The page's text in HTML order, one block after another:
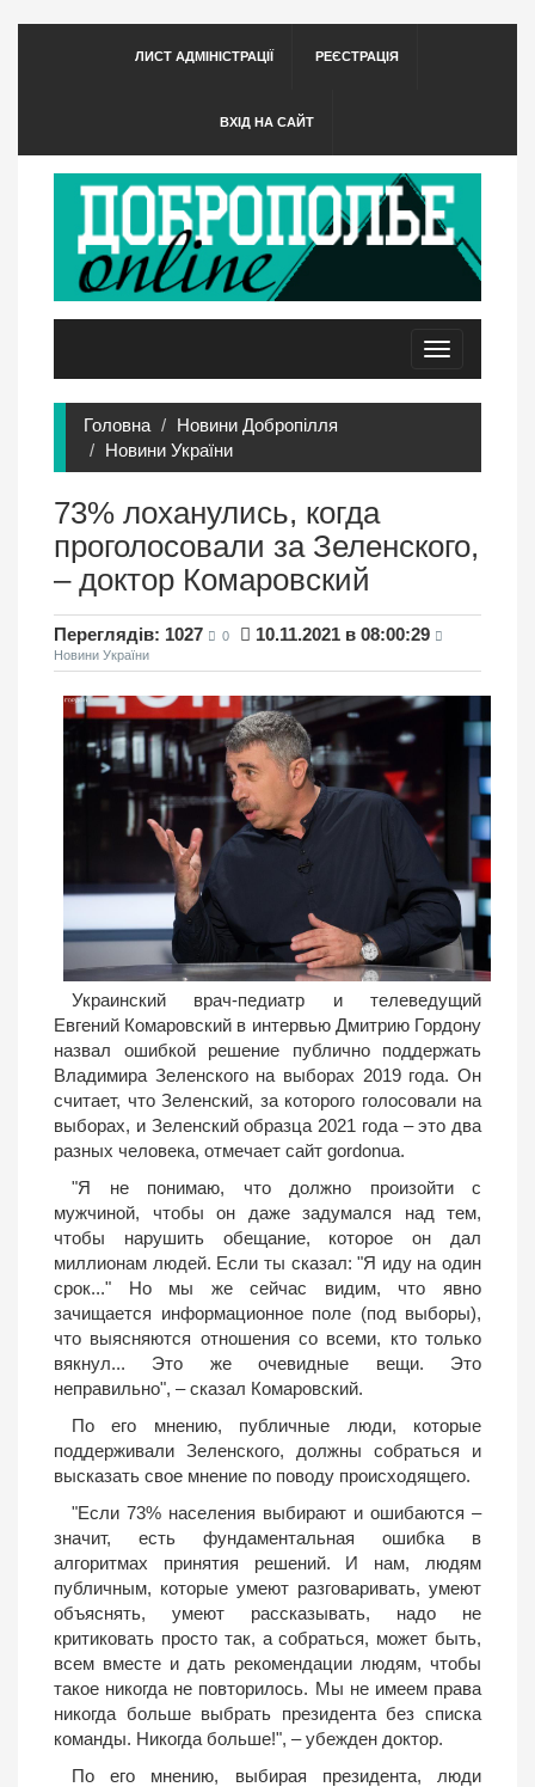
ЛИСТ АДМІНІСТРАЦІЇ РЕЄСТРАЦІЯ
ВХІД НА САЙТ
Toggle
navigation
Головна
Новини Добропілля
Новини України
73% лоханулись, когда
проголосовали за Зеленского,
– доктор Комаровский
Переглядів: 1027 0 10.11.2021 в 08:00:29
Новини України
Украинский врач-педиатр и телеведущий
Евгений Комаровский в интервью Дмитрию Гордону
назвал ошибкой решение публично поддержать
Владимира Зеленского на выборах 2019 года. Он
считает, что Зеленский, за которого голосовали на
выборах, и Зеленский образца 2021 года – это два
разных человека, отмечает сайт gordonua.
"Я не понимаю, что должно произойти с
мужчиной, чтобы он даже задумался над тем,
чтобы нарушить обещание, которое он дал
миллионам людей. Если ты сказал: "Я иду на один
срок..." Но мы же сейчас видим, что явно
зачищается информационное поле (под выборы),
что выясняются отношения со всеми, кто только
вякнул... Это же очевидные вещи. Это
неправильно", – сказал Комаровский.
По его мнению, публичные люди, которые
поддерживали Зеленского, должны собраться и
высказать свое мнение по поводу происходящего.
"Если 73% населения выбирают и ошибаются –
значит, есть фундаментальная ошибка в
алгоритмах принятия решений. И нам, людям
публичным, которые умеют разговаривать, умеют
объяснять, умеют рассказывать, надо не
критиковать просто так, а собраться, может быть,
всем вместе и дать рекомендации людям, чтобы
такое никогда не повторилось. Мы не имеем права
никогда больше выбрать президента без списка
команды. Никогда больше!", – убежден доктор.
По его мнению, выбирая президента, люди